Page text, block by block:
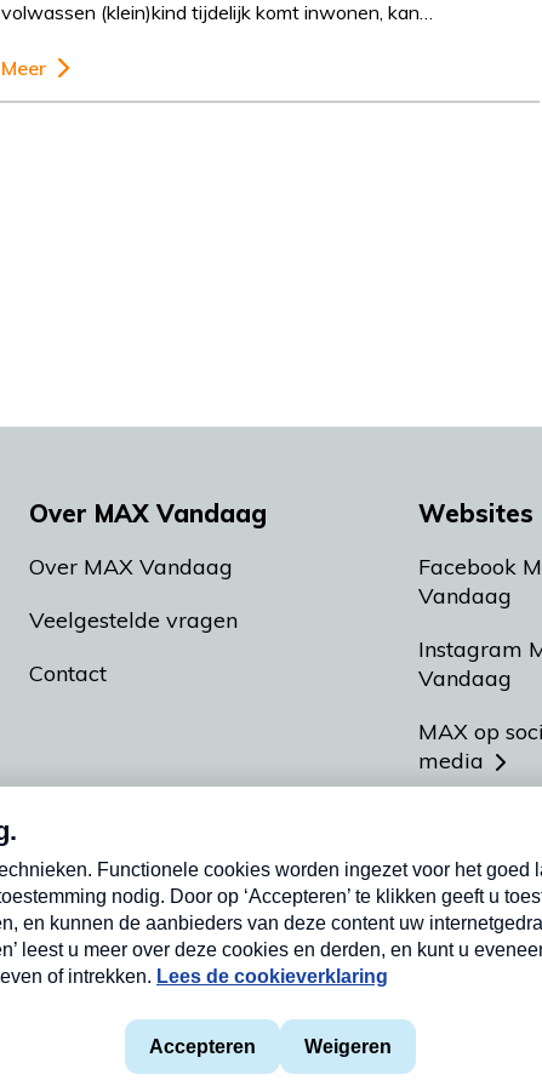
volwassen (klein)kind tijdelijk komt inwonen, kan…
Meer
Over MAX Vandaag
Over MAX Vandaag
Veelgestelde vragen
Contact
Websites
Facebook
Vandaag
Instagram
Vandaag
MAX op
media
Meldpunt
Heel
Privacyverklaring
Cookieverklaring